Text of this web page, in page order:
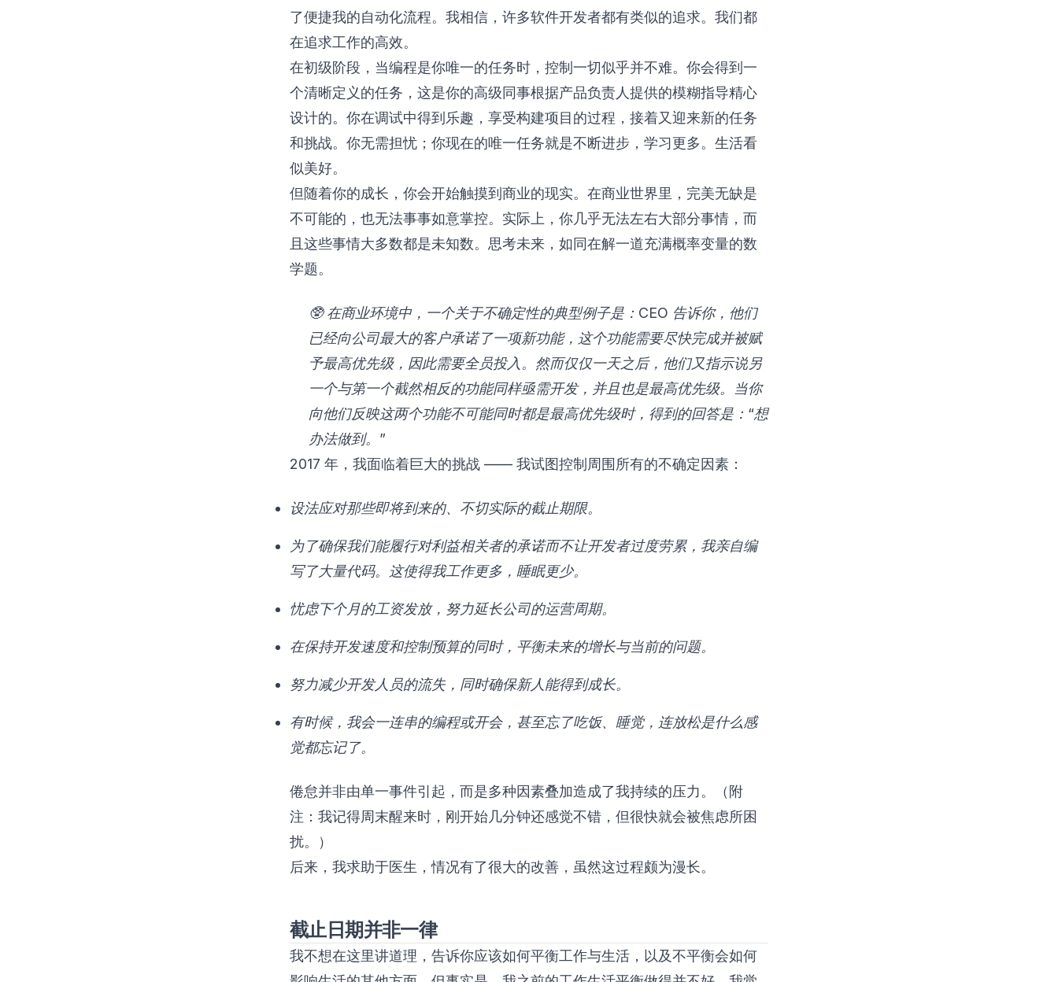
了便捷我的自动化流程。我相信，许多软件开发者都有类似的追求。我们都
在追求工作的高效。
在初级阶段，当编程是你唯一的任务时，控制一切似乎并不难。你会得到一
个清晰定义的任务，这是你的高级同事根据产品负责人提供的模糊指导精心
设计的。你在调试中得到乐趣，享受构建项目的过程，接着又迎来新的任务
和挑战。你无需担忧；你现在的唯一任务就是不断进步，学习更多。生活看
似美好。
但随着你的成长，你会开始触摸到商业的现实。在商业世界里，完美无缺是
不可能的，也无法事事如意掌控。实际上，你几乎无法左右大部分事情，而
且这些事情大多数都是未知数。思考未来，如同在解一道充满概率变量的数
学题。
🥸 在商业环境中，一个关于不确定性的典型例子是：CEO 告诉你，他们
已经向公司最大的客户承诺了一项新功能，这个功能需要尽快完成并被赋
予最高优先级，因此需要全员投入。然而仅仅一天之后，他们又指示说另
一个与第一个截然相反的功能同样亟需开发，并且也是最高优先级。当你
向他们反映这两个功能不可能同时都是最高优先级时，得到的回答是：“想
办法做到。”
2017 年，我面临着巨大的挑战 —— 我试图控制周围所有的不确定因素：
设法应对那些即将到来的、不切实际的截止期限。
为了确保我们能履行对利益相关者的承诺而不让开发者过度劳累，我亲自编
写了大量代码。这使得我工作更多，睡眠更少。
忧虑下个月的工资发放，努力延长公司的运营周期。
在保持开发速度和控制预算的同时，平衡未来的增长与当前的问题。
努力减少开发人员的流失，同时确保新人能得到成长。
有时候，我会一连串的编程或开会，甚至忘了吃饭、睡觉，连放松是什么感
觉都忘记了。
倦怠并非由单一事件引起，而是多种因素叠加造成了我持续的压力。（附
注：我记得周末醒来时，刚开始几分钟还感觉不错，但很快就会被焦虑所困
扰。）
后来，我求助于医生，情况有了很大的改善，虽然这过程颇为漫长。
截止日期并非一律
我不想在这里讲道理，告诉你应该如何平衡工作与生活，以及不平衡会如何